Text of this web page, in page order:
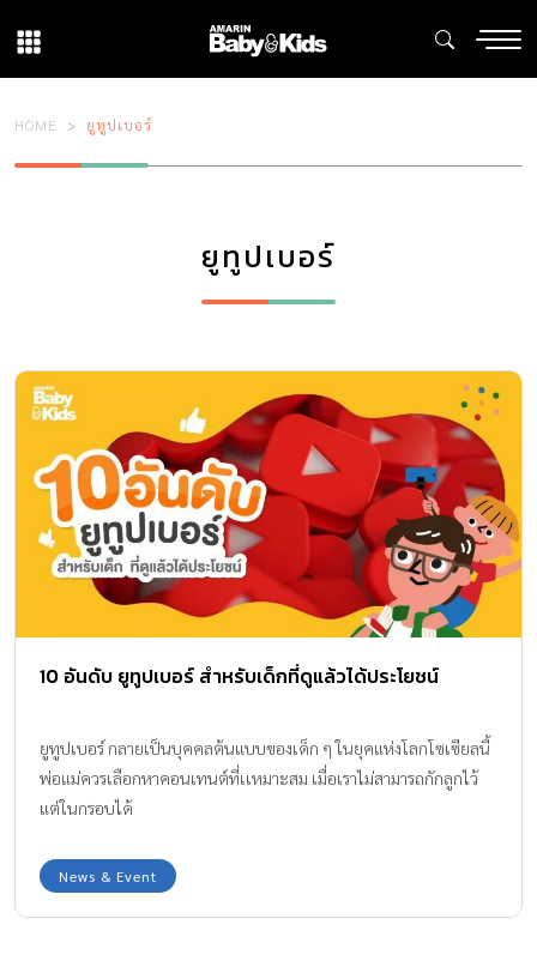
HOME ยูทูปเบอร์
ยูทูปเบอร์
10 อันดับ ยูทูปเบอร์ สำหรับเด็กที่ดูแล้วได้ประโยชน์
ยูทูปเบอร์ กลายเป็นบุคคลต้นแบบของเด็ก ๆ ในยุคแห่งโลกโซเซียลนี้
พ่อแม่ควรเลือกหาคอนเทนต์ที่เเหมาะสม เมื่อเราไม่สามารถกักลูกไว้
แต่ในกรอบได้
News & Event